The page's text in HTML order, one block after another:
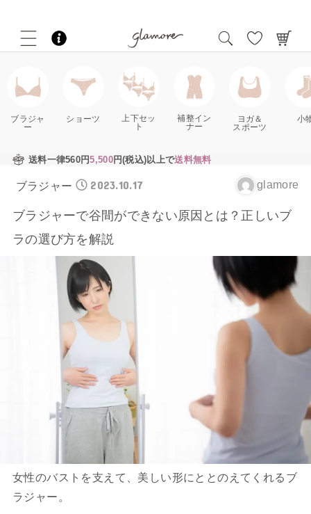
ブラジャ
ー
ショーツ
上下セッ
ト
補整イン
ナー
ヨガ＆
スポーツ
小
送料一律560円5,500円(税込)以上で送料無料
ブラジャー 2023.10.17 glamore
ブラジャーで谷間ができない原因とは？正しいブ
ラの選び方を解説
女性のバストを支えて、美しい形にととのえてくれるブ
ラジャー。